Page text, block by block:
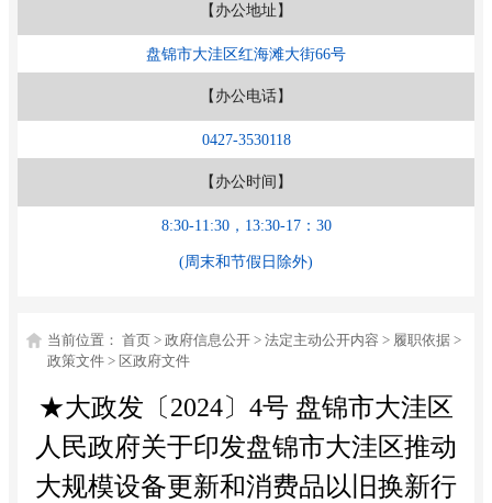
【办公地址】
盘锦市大洼区红海滩大街66号
【办公电话】
0427-3530118
【办公时间】
8:30-11:30，13:30-17：30
(周末和节假日除外)
当前位置：首页 > 政府信息公开 > 法定主动公开内容 > 履职依据 >
政策文件 > 区政府文件
★大政发〔2024〕4号 盘锦市大洼区
人民政府关于印发盘锦市大洼区推动
大规模设备更新和消费品以旧换新行